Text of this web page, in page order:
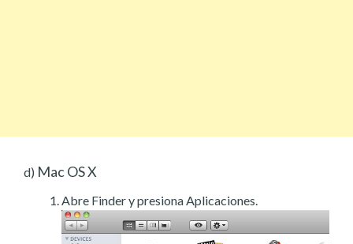
d) Mac OS X
Abre Finder y presiona Aplicaciones.